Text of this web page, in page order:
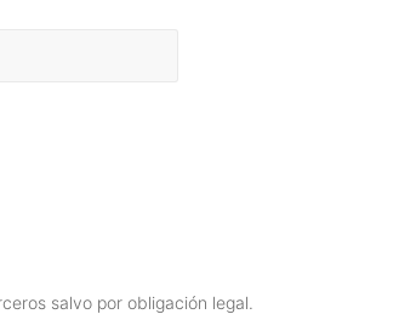
salvo por obligación legal.